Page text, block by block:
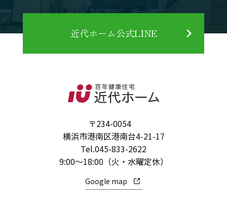
近代ホーム公式LINE
〒234-0054
横浜市港南区港南台4-21-17
Tel.045-833-2622
9:00～18:00（火・水曜定休）
Google map